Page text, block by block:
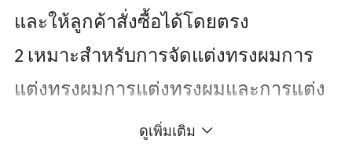
และให้ลูกค้าสั่งซื้อได้โดยตรง
2 เหมาะสำหรับการจัดแต่งทรงผมการ
แต่งทรงผมการแต่งทรงผมและการแต่ง
ทรงผมทุกประเภทดูเพิ่มเติม